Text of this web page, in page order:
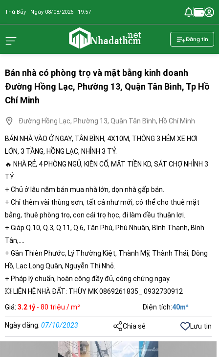
Thứ Bảy - Ngày 08/08/2026 - 19:57
Đăng tin
Bán nhà có phòng trọ và mặt bằng kinh doanh
Đường Hồng Lạc, Phường 13, Quận Tân Bình, Tp Hồ
Chí Minh
Đường Hồng Lạc, Phường 13, Quận Tân Bình, Hồ Chí Minh
BÁN NHÀ VÀO Ở NGAY, TÂN BÌNH, 4X10M, THÔNG 3 HẺM XE HƠI
LỚN, 3 TẦNG, HỒNG LẠC, NHỈNH 3 TỶ.
🔥 NHÀ RẺ, 4 PHÒNG NGỦ, KIÊN CỐ, MẶT TIỀN KD, SÁT CHỢ NHỈNH 3
TỶ.
+ Chủ ở lâu năm bán mua nhà lớn, dọn nhà gấp bán.
+ Chỉ thêm vài thùng sơn, tất cả như mới, có thể cho thuê mặt
bằng, thuê phòng trọ, con cái trọ học, đi làm đều thuận lợi.
+ Giáp Q.10, Q.3, Q.11, Q.6, Tân Phú, Phú Nhuận, Bình Thạnh, Bình
Tân,....
+ Gần Thiên Phước, Lý Thường Kiệt, Thành Mỹ, Thành Thái, Đông
Hồ, Lạc Long Quân, Nguyễn Thị Nhỏ.
+ Pháp lý chuẩn, hoàn công đầy đủ, công chứng ngay.
💥 LIÊN HỆ NHÀ ĐẤT: THÙY MK 0869261835_ 0932730912
Giá: 3.2 tỷ - 80 triệu / m² Diện tích:40m²
Ngày đăng: 07/10/2023 Chia sẻ Lưu tin